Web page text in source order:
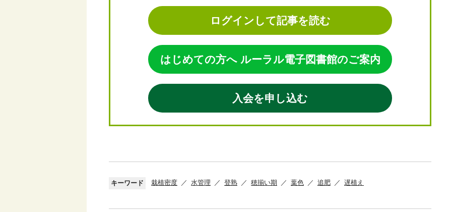
ログインして記事を読む
はじめての方へ ルーラル電子図書館のご案内
入会を申し込む
キーワード 栽植密度 水管理 登熟 穂揃い期 葉色 追肥 遅植え